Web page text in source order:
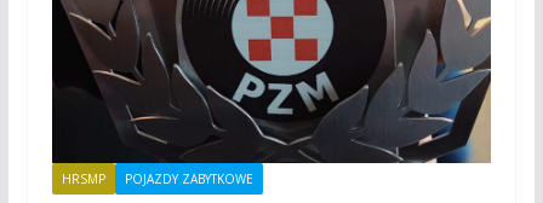
HRSMP POJAZDY ZABYTKOWE